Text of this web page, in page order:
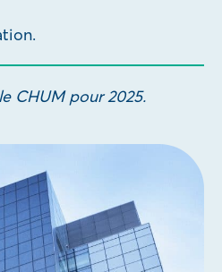
CHUM pour 2025.